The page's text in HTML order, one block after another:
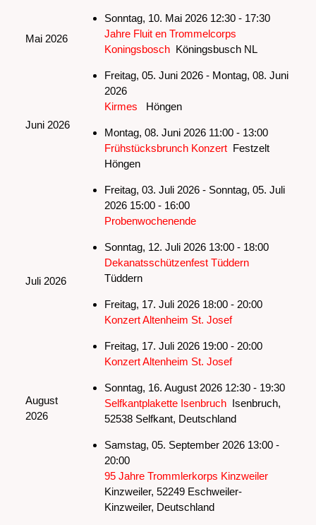
Mai 2026
Sonntag, 10. Mai 2026 12:30 - 17:30
Jahre Fluit en Trommelcorps
Koningsbosch Köningsbusch NL
Juni 2026
Freitag, 05. Juni 2026 - Montag, 08. Juni
2026
Kirmes
Höngen
Montag, 08. Juni 2026 11:00 - 13:00
Frühstücksbrunch Konzert Festzelt
Höngen
Juli 2026
Freitag, 03. Juli 2026 - Sonntag, 05. Juli
2026 15:00 - 16:00
Probenwochenende
Sonntag, 12. Juli 2026 13:00 - 18:00
Dekanatsschützenfest Tüddern
Tüddern
Freitag, 17. Juli 2026 18:00 - 20:00
Konzert Altenheim St. Josef
Freitag, 17. Juli 2026 19:00 - 20:00
Konzert Altenheim St. Josef
August
2026
Sonntag, 16. August 2026 12:30 - 19:30
Selfkantplakette Isenbruch Isenbruch,
52538 Selfkant, Deutschland
Samstag, 05. September 2026 13:00 -
20:00
95 Jahre Trommlerkorps Kinzweiler
Kinzweiler, 52249 Eschweiler-
Kinzweiler, Deutschland